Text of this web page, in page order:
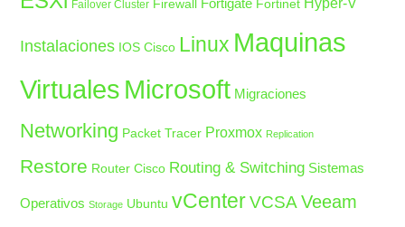
Failover Cluster Firewall Fortigate Fortinet Hyper-V
Instalaciones IOS Cisco Linux Maquinas
Virtuales Microsoft Migraciones
Networking Packet Tracer Proxmox Replication
Restore Router Cisco Routing & Switching Sistemas
Operativos Storage Ubuntu vCenter VCSA Veeam